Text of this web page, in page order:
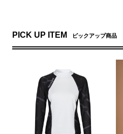
PICK UP ITEM ピックアップ商品